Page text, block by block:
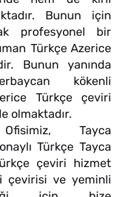
Bunun için
profesyonel bir
Türkçe Azerice
Bunun yanında
kökenli
Türkçe çeviri
olmaktadır.
Tayca
Türkçe Tayca
çeviri hizmet
çevirisi ve yeminli